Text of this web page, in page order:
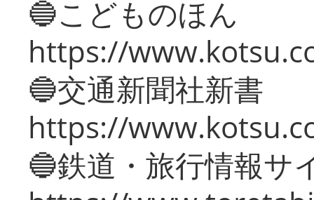
🔵こどものほん
https://
🔵交通新聞社新書
https://
🔵鉄道・旅行情報サ